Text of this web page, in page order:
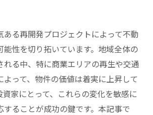
ある再開発プロジェクトによって不動
能性を切り拓いています。地域全体の
れる中、特に商業エリアの再生や交通
よって、物件の価値は着実に上昇して
資家にとって、これらの変化を敏感に
することが成功の鍵です。本記事で